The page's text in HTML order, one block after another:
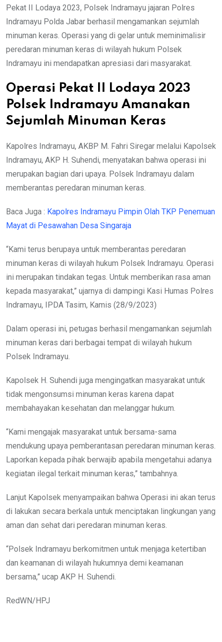
Pekat II Lodaya 2023, Polsek Indramayu jajaran Polres
Indramayu Polda Jabar berhasil mengamankan sejumlah
minuman keras. Operasi yang di gelar untuk meminimalisir
peredaran minuman keras di wilayah hukum Polsek
Indramayu ini mendapatkan apresiasi dari masyarakat.
Operasi Pekat II Lodaya 2023
Polsek Indramayu Amanakan
Sejumlah Minuman Keras
Kapolres Indramayu, AKBP M. Fahri Siregar melalui Kapolsek
Indramayu, AKP H. Suhendi, menyatakan bahwa operasi ini
merupakan bagian dari upaya. Polsek Indramayu dalam
memberantas peredaran minuman keras.
Baca Juga : Kapolres Indramayu Pimpin Olah TKP Penemuan
Mayat di Pesawahan Desa Singaraja
“Kami terus berupaya untuk memberantas peredaran
minuman keras di wilayah hukum Polsek Indramayu. Operasi
ini merupakan tindakan tegas. Untuk memberikan rasa aman
kepada masyarakat,” ujarnya di dampingi Kasi Humas Polres
Indramayu, IPDA Tasim, Kamis (28/9/2023)
Dalam operasi ini, petugas berhasil mengamankan sejumlah
minuman keras dari berbagai tempat di wilayah hukum
Polsek Indramayu.
Kapolsek H. Suhendi juga mengingatkan masyarakat untuk
tidak mengonsumsi minuman keras karena dapat
membahayakan kesehatan dan melanggar hukum.
“Kami mengajak masyarakat untuk bersama-sama
mendukung upaya pemberantasan peredaran minuman keras.
Laporkan kepada pihak berwajib apabila mengetahui adanya
kegiatan ilegal terkait minuman keras,” tambahnya.
Lanjut Kapolsek menyampaikan bahwa Operasi ini akan terus
di lakukan secara berkala untuk menciptakan lingkungan yang
aman dan sehat dari peredaran minuman keras.
“Polsek Indramayu berkomitmen untuk menjaga ketertiban
dan keamanan di wilayah hukumnya demi keamanan
bersama,” ucap AKP H. Suhendi.
RedWN/HPJ